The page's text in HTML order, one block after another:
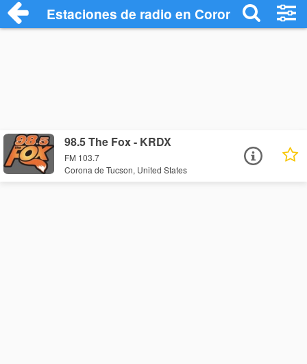
Estaciones de radio en Corona de
98.5 The Fox - KRDX
FM 103.7
Corona de Tucson, United States